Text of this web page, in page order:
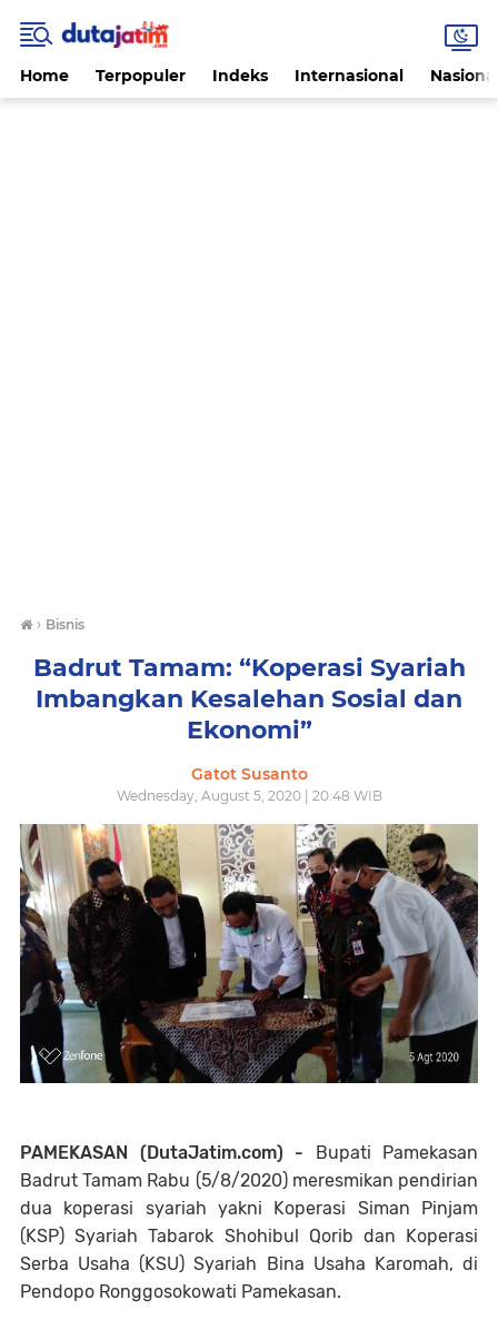
Home Terpopuler Indeks Internasional
› Bisnis
Badrut Tamam: “Koperasi Syariah
Imbangkan Kesalehan Sosial dan
Ekonomi”
Gatot Susanto
Wednesday, August 5, 2020 | 20:48 WIB
PAMEKASAN (DutaJatim.com) - Bupati Pamekasan
Badrut Tamam Rabu (5/8/2020) meresmikan pendirian
dua koperasi syariah yakni Koperasi Siman Pinjam
(KSP) Syariah Tabarok Shohibul Qorib dan Koperasi
Serba Usaha (KSU) Syariah Bina Usaha Karomah, di
Pendopo Ronggosokowati Pamekasan.